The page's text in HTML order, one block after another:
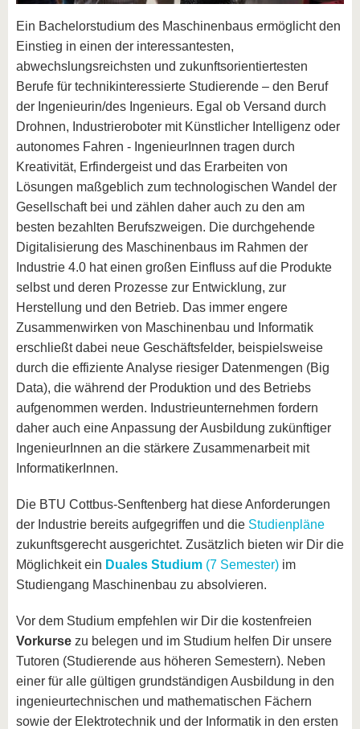
Ein Bachelorstudium des Maschinenbaus ermöglicht den
Einstieg in einen der interessantesten,
abwechslungsreichsten und zukunftsorientiertesten
Berufe für technikinteressierte Studierende – den Beruf
der Ingenieurin/des Ingenieurs. Egal ob Versand durch
Drohnen, Industrieroboter mit Künstlicher Intelligenz oder
autonomes Fahren - IngenieurInnen tragen durch
Kreativität, Erfindergeist und das Erarbeiten von
Lösungen maßgeblich zum technologischen Wandel der
Gesellschaft bei und zählen daher auch zu den am
besten bezahlten Berufszweigen. Die durchgehende
Digitalisierung des Maschinenbaus im Rahmen der
Industrie 4.0 hat einen großen Einfluss auf die Produkte
selbst und deren Prozesse zur Entwicklung, zur
Herstellung und den Betrieb. Das immer engere
Zusammenwirken von Maschinenbau und Informatik
erschließt dabei neue Geschäftsfelder, beispielsweise
durch die effiziente Analyse riesiger Datenmengen (Big
Data), die während der Produktion und des Betriebs
aufgenommen werden. Industrieunternehmen fordern
daher auch eine Anpassung der Ausbildung zukünftiger
IngenieurInnen an die stärkere Zusammenarbeit mit
InformatikerInnen.
Die BTU Cottbus-Senftenberg hat diese Anforderungen
der Industrie bereits aufgegriffen und die Studienpläne
zukunftsgerecht ausgerichtet. Zusätzlich bieten wir Dir die
Möglichkeit ein Duales Studium (7 Semester) im
Studiengang Maschinenbau zu absolvieren.
Vor dem Studium empfehlen wir Dir die kostenfreien
Vorkurse zu belegen und im Studium helfen Dir unsere
Tutoren (Studierende aus höheren Semestern). Neben
einer für alle gültigen grundständigen Ausbildung in den
ingenieurtechnischen und mathematischen Fächern
sowie der Elektrotechnik und der Informatik in den ersten